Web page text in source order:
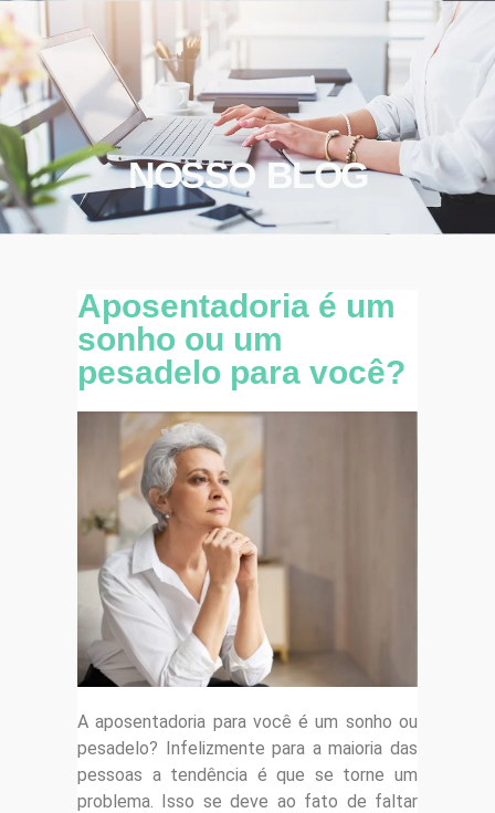
NOSSO BLOG
Aposentadoria é um
sonho ou um
pesadelo para você?
A aposentadoria para você é um sonho ou
pesadelo? Infelizmente para a maioria das
pessoas a tendência é que se torne um
problema. Isso se deve ao fato de faltar